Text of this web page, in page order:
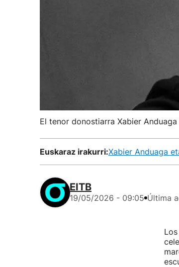
El tenor donostiarra Xabier
Euskaraz irakurri:Xabier Anduaga
EITB
19/05/2026 - 09:05 Última